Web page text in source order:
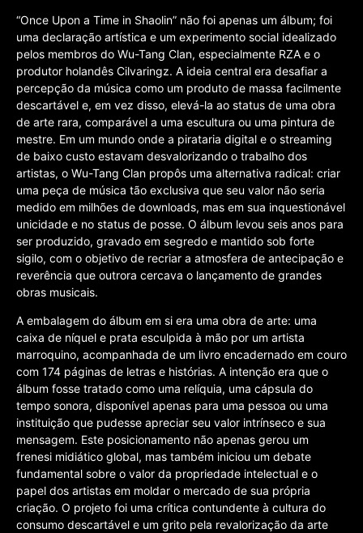
“Once Upon a Time in Shaolin” não foi apenas um álbum; foi
uma declaração artística e um experimento social idealizado
pelos membros do Wu-Tang Clan, especialmente RZA e o
produtor holandês Cilvaringz. A ideia central era desafiar a
percepção da música como um produto de massa facilmente
descartável e, em vez disso, elevá-la ao status de uma obra
de arte rara, comparável a uma escultura ou uma pintura de
mestre. Em um mundo onde a pirataria digital e o streaming
de baixo custo estavam desvalorizando o trabalho dos
artistas, o Wu-Tang Clan propôs uma alternativa radical: criar
uma peça de música tão exclusiva que seu valor não seria
medido em milhões de downloads, mas em sua inquestionável
unicidade e no status de posse. O álbum levou seis anos para
ser produzido, gravado em segredo e mantido sob forte
sigilo, com o objetivo de recriar a atmosfera de antecipação e
reverência que outrora cercava o lançamento de grandes
obras musicais.
A embalagem do álbum em si era uma obra de arte: uma
caixa de níquel e prata esculpida à mão por um artista
marroquino, acompanhada de um livro encadernado em couro
com 174 páginas de letras e histórias. A intenção era que o
álbum fosse tratado como uma relíquia, uma cápsula do
tempo sonora, disponível apenas para uma pessoa ou uma
instituição que pudesse apreciar seu valor intrínseco e sua
mensagem. Este posicionamento não apenas gerou um
frenesi midiático global, mas também iniciou um debate
fundamental sobre o valor da propriedade intelectual e o
papel dos artistas em moldar o mercado de sua própria
criação. O projeto foi uma crítica contundente à cultura do
consumo descartável e um grito pela revalorização da arte